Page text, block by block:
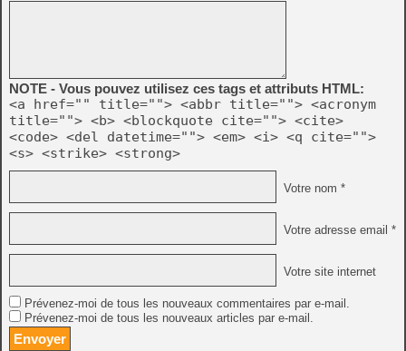
NOTE - Vous pouvez utilisez ces tags et attributs HTML:
<a href="" title=""> <abbr title=""> <acronym
title=""> <b> <blockquote cite=""> <cite>
<code> <del datetime=""> <em> <i> <q cite="">
<s> <strike> <strong>
Votre nom *
Votre adresse email *
Votre site internet
Prévenez-moi de tous les nouveaux commentaires par e-mail.
Prévenez-moi de tous les nouveaux articles par e-mail.